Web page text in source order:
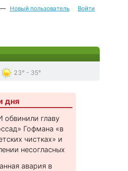
— Новый пользователь Войти
23° - 35°
дня
обвинили главу
Гофмана «в
чистках» и
несогласных
авария в